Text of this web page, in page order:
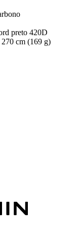
preto 420D
cm (169 g)